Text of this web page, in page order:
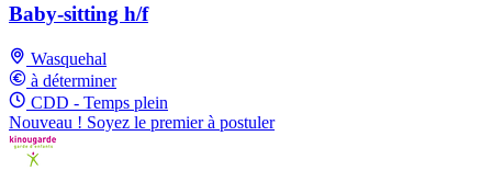
Baby-sitting h/f
Wasquehal
à déterminer
CDD - Temps plein
Nouveau ! Soyez le premier à postuler